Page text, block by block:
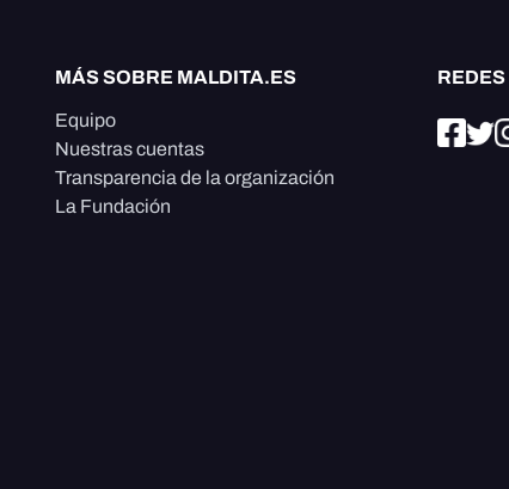
MÁS SOBRE MALDITA.ES
Equipo
Nuestras cuentas
Transparencia de la organización
La Fundación
REDES